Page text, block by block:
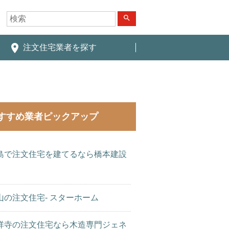
search
place 注文住宅業者を探す
すめ業者ピックアップ
で注文住宅を建てるなら橋本建設
の注文住宅- スターホーム
寺の注文住宅なら木造専門ジェネ